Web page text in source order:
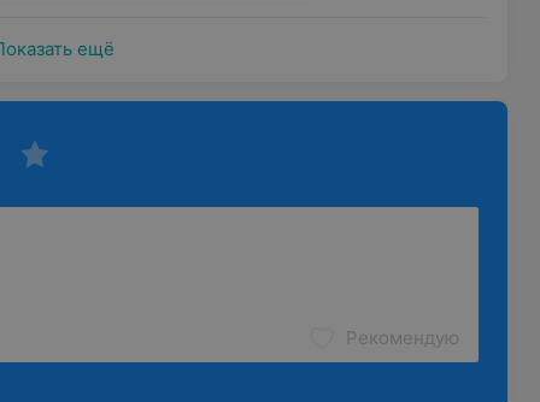
ещё
Рекомендую